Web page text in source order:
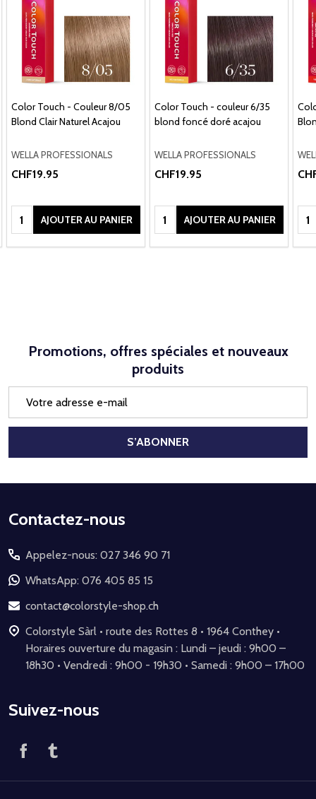
Color Touch - Couleur 8/05
Blond Clair Naturel Acajou
WELLA PROFESSIONALS
CHF19.95
Quantité:AJOUTER AU PANIER
Color Touch - couleur 6/35
blond foncé doré acajou
WELLA PROFESSIONALS
CHF19.95
Quantité:AJOUTER AU PANIER
Promotions, offres spéciales et nouveaux
produits
mail
S’ABONNER
Début
pied
de
page
Contactez-nous
Appelez-nous: 027 346 90 71
WhatsApp: 076 405 85 15
contact@colorstyle-shop.ch
Colorstyle Sàrl • route des Rottes 8 • 1964 Conthey •
Horaires ouverture du magasin : Lundi – jeudi : 9h00 –
18h30 • Vendredi : 9h00 - 19h30 • Samedi : 9h00 – 17h00
Suivez-nous